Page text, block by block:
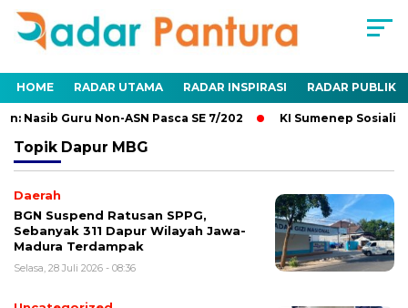
HOME RADAR UTAMA RADAR INSPIRASI RADAR PUBLIK
Nasib Guru Non-ASN Pasca SE 7/202 KI Sumenep
Topik Dapur MBG
Daerah
BGN Suspend Ratusan SPPG,
Sebanyak 311 Dapur Wilayah Jawa-
Madura Terdampak
Selasa, 28 Juli 2026 - 08:36